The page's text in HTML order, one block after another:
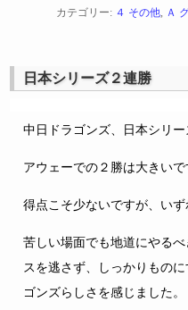
カテゴリー: ４ その他, Ａ
日本シリーズ２連勝
中日ドラゴンズ、日本シリー
アウェーでの２勝は大きいで
得点こそ少ないですが、いず
苦しい場面でも地道にやる
スを逃さず、しっかりもの
ゴンズらしさを感じました。